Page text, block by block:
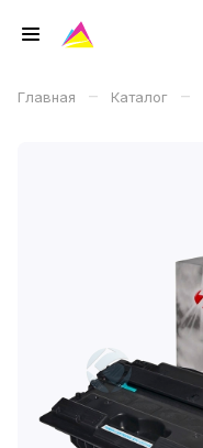
Главная – Каталог –